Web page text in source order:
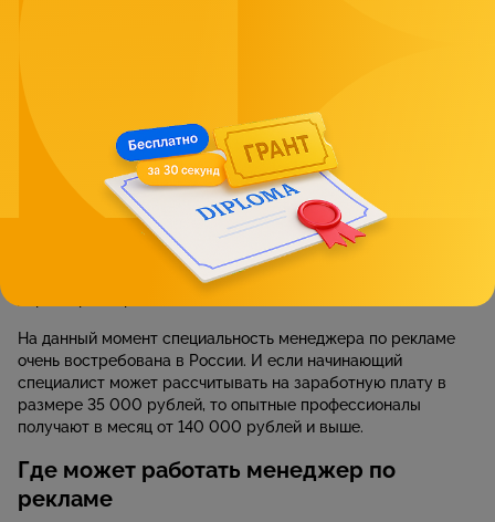
Вакансии для менеджеров по рекламе
на рынке труда и уровень зарплаты
В сфере рекламы возможен хороший карьерный рост.
Специалисты без опыта работы или студенты могут начать
с позиции стажера или ассистента в рекламных агентствах.
Успешные и целеустремленные сотрудники со временем
имеют все возможности для получения должности
На данный момент специальность менеджера по рекламе
очень востребована в России. И если начинающий
специалист может рассчитывать на заработную плату в
размере 35 000 рублей, то опытные профессионалы
получают в месяц от 140 000 рублей и выше.
Где может работать менеджер по
рекламе